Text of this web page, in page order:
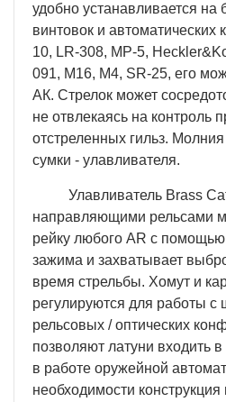
удобно устанавливается на
винтовок и автоматических
10, LR-308, MP-5,
091, M16, M4, SR-25, его
АК. Стрелок может
не отвлекаясь на контроль
отстреленных гильз.
сумки - улавливателя.
Улавливатель Brass
направляющими рельсами
рейку любого AR с
зажима и захватывает
время стрельбы. Хомут и
регулируются для работы с
рельсовых / оптических
позволяют латуни входить
в работе оружейной
необходимости